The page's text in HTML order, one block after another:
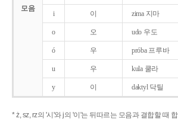
모음
i 이 zima 지마
o 오 udo 우도
ó 우 próba 프루바
u 우 kula 쿨라
y 이 daktyl 닥틸
* ż, sz, rz의 '시'와 j의 '이'는 뒤따르는 모음과 결합할 때